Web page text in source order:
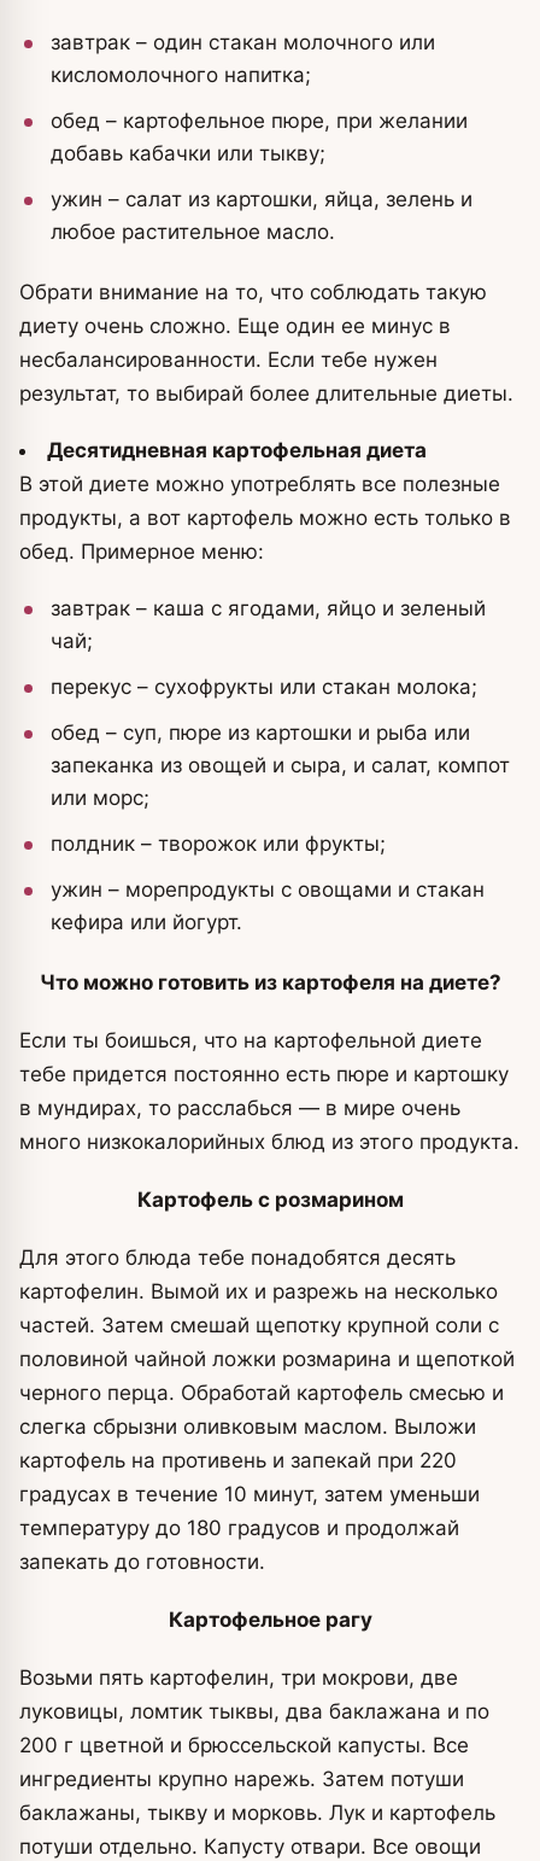
завтрак – один стакан молочного или
кисломолочного напитка;
обед – картофельное пюре, при желании
добавь кабачки или тыкву;
ужин – салат из картошки, яйца, зелень и
любое растительное масло.
Обрати внимание на то, что соблюдать такую
диету очень сложно. Еще один ее минус в
несбалансированности. Если тебе нужен
результат, то выбирай более длительные диеты.
Десятидневная картофельная диета
В этой диете можно употреблять все полезные
продукты, а вот картофель можно есть только в
обед. Примерное меню:
завтрак – каша с ягодами, яйцо и зеленый
чай;
перекус – сухофрукты или стакан молока;
обед – суп, пюре из картошки и рыба или
запеканка из овощей и сыра, и салат, компот
или морс;
полдник – творожок или фрукты;
ужин – морепродукты с овощами и стакан
кефира или йогурт.
Что можно готовить из картофеля на диете?
Если ты боишься, что на картофельной диете
тебе придется постоянно есть пюре и картошку
в мундирах, то расслабься — в мире очень
много низкокалорийных блюд из этого продукта.
Картофель с розмарином
Для этого блюда тебе понадобятся десять
картофелин. Вымой их и разрежь на несколько
частей. Затем смешай щепотку крупной соли с
половиной чайной ложки розмарина и щепоткой
черного перца. Обработай картофель смесью и
слегка сбрызни оливковым маслом. Выложи
картофель на противень и запекай при 220
градусах в течение 10 минут, затем уменьши
температуру до 180 градусов и продолжай
запекать до готовности.
Картофельное рагу
Возьми пять картофелин, три мокрови, две
луковицы, ломтик тыквы, два баклажана и по
200 г цветной и брюссельской капусты. Все
ингредиенты крупно нарежь. Затем потуши
баклажаны, тыкву и морковь. Лук и картофель
потуши отдельно. Капусту отвари. Все овощи